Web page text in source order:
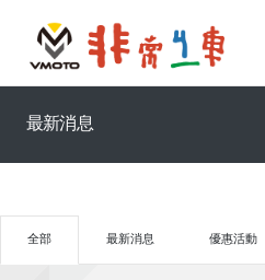
最新消息
全部 最新消息 優惠活動